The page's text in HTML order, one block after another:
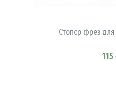
Стопор фрез
115